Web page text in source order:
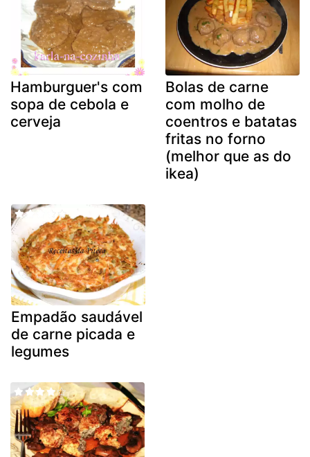
Hamburguer's com
sopa de cebola e
cerveja
Bolas de carne
com molho de
coentros e batatas
fritas no forno
(melhor que as do
ikea)
Empadão saudável
de carne picada e
legumes